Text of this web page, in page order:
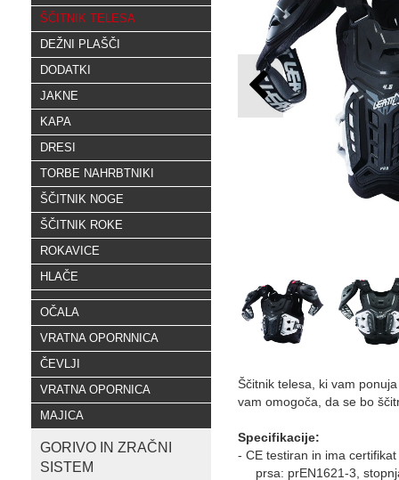
ŠČITNIK TELESA
DEŽNI PLAŠČI
DODATKI
JAKNE
KAPA
DRESI
TORBE NAHRBTNIKI
ŠČITNIK NOGE
ŠČITNIK ROKE
ROKAVICE
HLAČE
OČALA
VRATNA OPORNNICA
ČEVLJI
VRATNA OPORNICA
MAJICA
GORIVO IN ZRAČNI
SISTEM
Ščitnik telesa, ki vam
vam omogoča, da se bo
Specifikacije:
- CE testiran in ima
prsa: prEN1621-3,